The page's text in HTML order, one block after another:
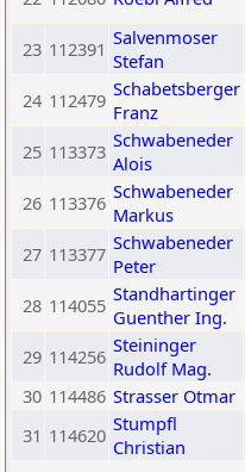
23 112391 Salvenmoser
Stefan
24 112479 Schabetsberger
Franz
25 113373 Schwabeneder
Alois
26 113376 Schwabeneder
Markus
27 113377 Schwabeneder
Peter
28 114055 Standhartinger
Guenther Ing.
29 114256 Steininger
Rudolf Mag.
30 114486 Strasser Otmar
31 114620 Stumpfl
Christian